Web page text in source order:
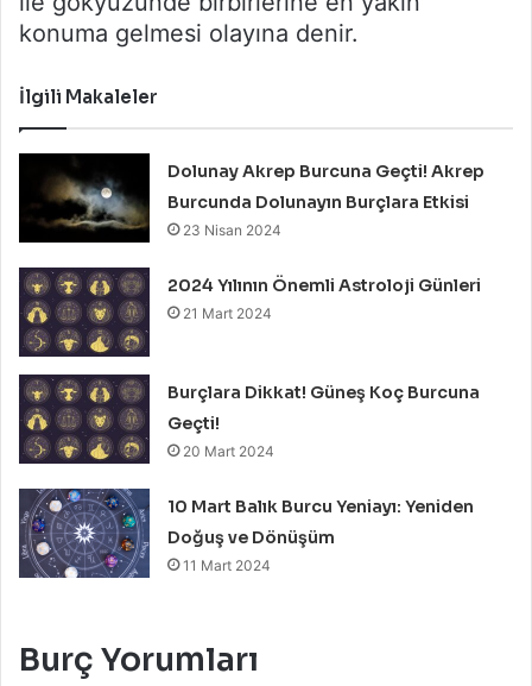
konuma gelmesi olayına denir.
İlgili Makaleler
Dolunay Akrep Burcuna Geçti! Akrep
Burcunda Dolunayın Burçlara Etkisi
23 Nisan 2024
2024 Yılının Önemli Astroloji Günleri
21 Mart 2024
Burçlara Dikkat! Güneş Koç Burcuna
Geçti!
20 Mart 2024
10 Mart Balık Burcu Yeniayı: Yeniden
Doğuş ve Dönüşüm
11 Mart 2024
Burç Yorumları